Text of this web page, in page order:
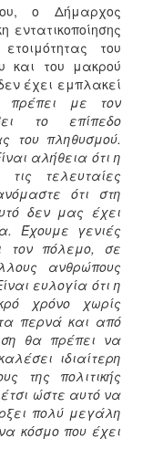
ο Δήμαρχος
του
και του μακρού
έχει εμπλακεί
πρέπει με τον
το επίπεδο
του πληθυσμού.
αλήθεια ότι η
τελευταίες
ότι στη
δεν μας έχει
Έχουμε γενιές
τον πόλεμο, σε
ανθρώπους
ευλογία ότι η
χρόνο χωρίς
περνά και από
θα πρέπει να
ιδιαίτερη
της πολιτικής
ώστε αυτό να
πολύ μεγάλη
κόσμο που έχει